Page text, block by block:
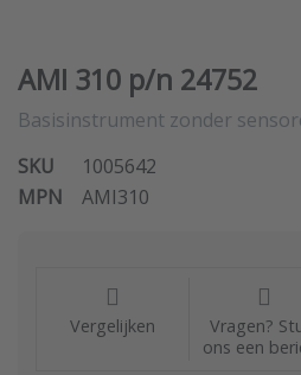
AMI 310 p/n 24752
Basisinstrument zonder
SKU
1005642
MPN
AMI310
Vergelijken
Vragen?
ons een